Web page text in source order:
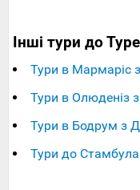
Інші тури до
Тури в Мармаріс
Тури в Олюденіз
Тури в Бодрум з
Тури до Стамбула